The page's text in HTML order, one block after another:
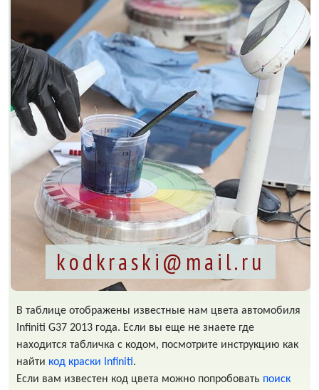
kodkraski@mail.ru
В таблице отображены известные нам цвета автомобиля
Infiniti G37 2013 года. Если вы еще не знаете где
находится табличка с кодом, посмотрите инструкцию как
найти код краски Infiniti.
Если вам известен код цвета можно попробовать поиск